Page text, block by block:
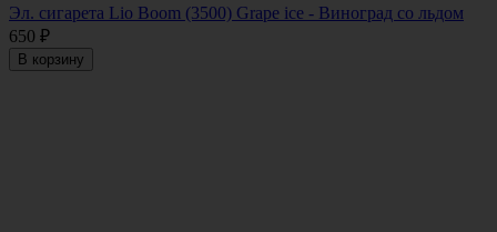
Эл. сигарета Lio Boom (3500) Grape ice - Виноград со льдом
650 ₽
В корзину